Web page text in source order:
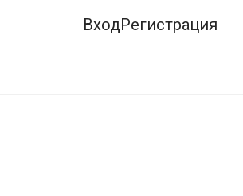
ВходРегистрация